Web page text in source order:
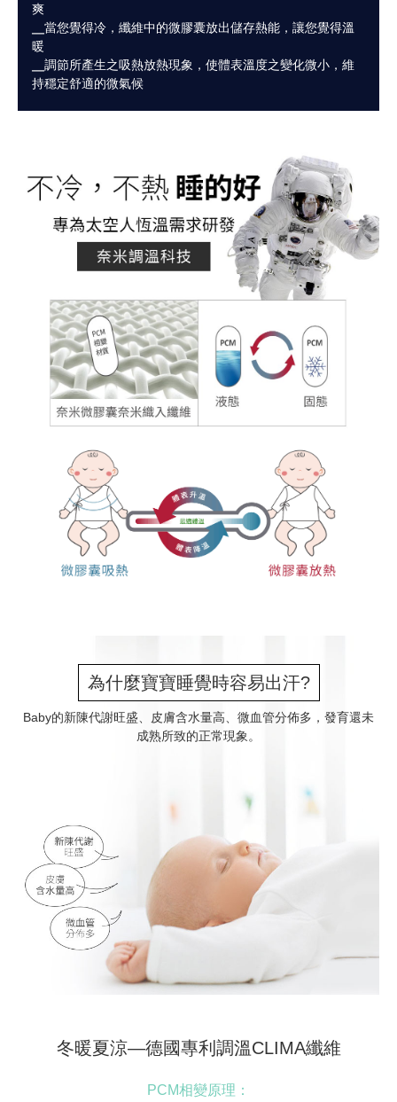
爽
╴當您覺得冷，纖維中的微膠囊放出儲存熱能，讓您覺得溫
暖
╴調節所產生之吸熱放熱現象，使體表溫度之變化微小，維
持穩定舒適的微氣候
為什麼寶寶睡覺時容易出汗?
Baby的新陳代謝旺盛、皮膚含水量高、微血管分佈多，發育還未
成熟所致的正常現象。
冬暖夏涼—德國專利調溫CLIMA纖維
PCM相變原理：